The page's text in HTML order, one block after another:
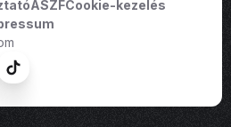
ÁSZFCookie-kezelés